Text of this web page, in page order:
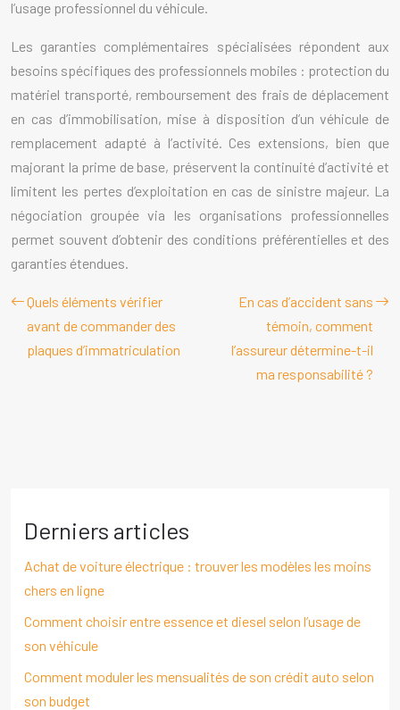
l’usage professionnel du véhicule.
Les garanties complémentaires spécialisées répondent aux
besoins spécifiques des professionnels mobiles : protection du
matériel transporté, remboursement des frais de déplacement
en cas d’immobilisation, mise à disposition d’un véhicule de
remplacement adapté à l’activité. Ces extensions, bien que
majorant la prime de base, préservent la continuité d’activité et
limitent les pertes d’exploitation en cas de sinistre majeur. La
négociation groupée via les organisations professionnelles
permet souvent d’obtenir des conditions préférentielles et des
garanties étendues.
Quels éléments vérifier
avant de commander des
plaques d’immatriculation
En cas d’accident sans
témoin, comment
l’assureur détermine-t-il
ma responsabilité ?
Derniers articles
Achat de voiture électrique : trouver les modèles les moins
chers en ligne
Comment choisir entre essence et diesel selon l’usage de
son véhicule
Comment moduler les mensualités de son crédit auto selon
son budget